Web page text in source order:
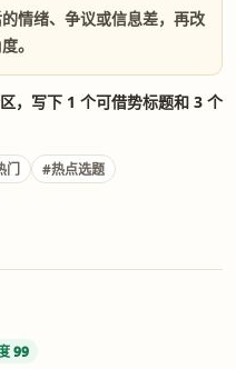
情绪、争议或信息差，再改
。
，写下 1 个可借势标题和 3 个
门 #热点选题
99